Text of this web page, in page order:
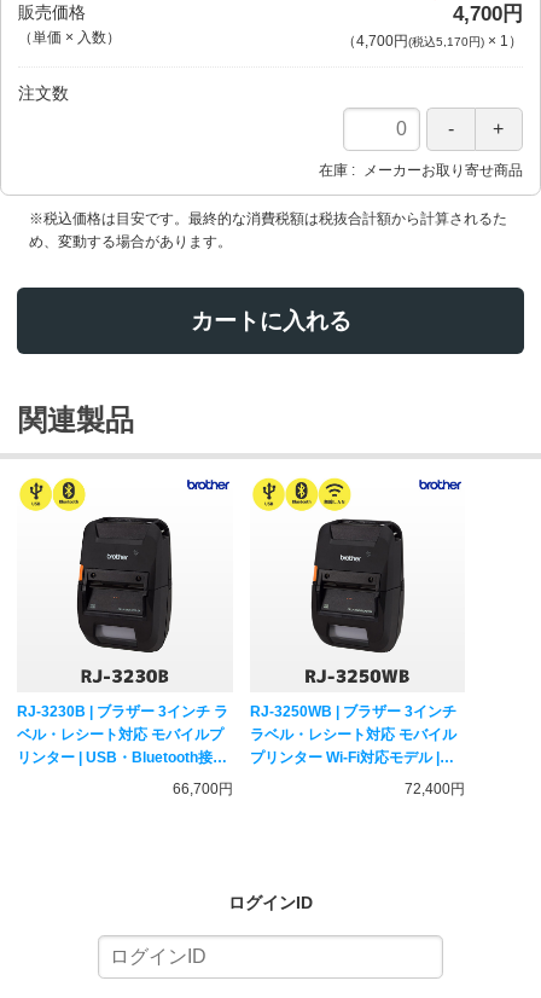
販売価格
（単価 × 入数）
4,700円
（4,700円(税込5,170円)× 1 ）
注文数
在庫 メーカーお取り寄せ商品
※税込価格は目安です。最終的な消費税額は税抜合計額から計算されるた
め、変動する場合があります。
カートに入れる
関連製品
RJ-3230B | ブラザー 3インチ ラ
ベル・レシート対応 モバイルプ
リンター | USB・Bluetooth接続
MFi認証 brother 純正 サーマル
66,700円
RJ-3250WB | ブラザー 3インチ
ラベル・レシート対応 モバイル
プリンター Wi-Fi対応モデル |
USB・無線LAN・Bluetooth接続
72,400円
ログインID